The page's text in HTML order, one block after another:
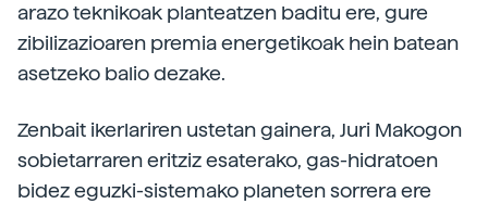
arazo teknikoak planteatzen baditu ere, gure
zibilizazioaren premia energetikoak hein batean
asetzeko balio dezake.
Zenbait ikerlariren ustetan gainera, Juri Makogon
sobietarraren eritziz esaterako, gas-hidratoen
bidez eguzki-sistemako planeten sorrera ere